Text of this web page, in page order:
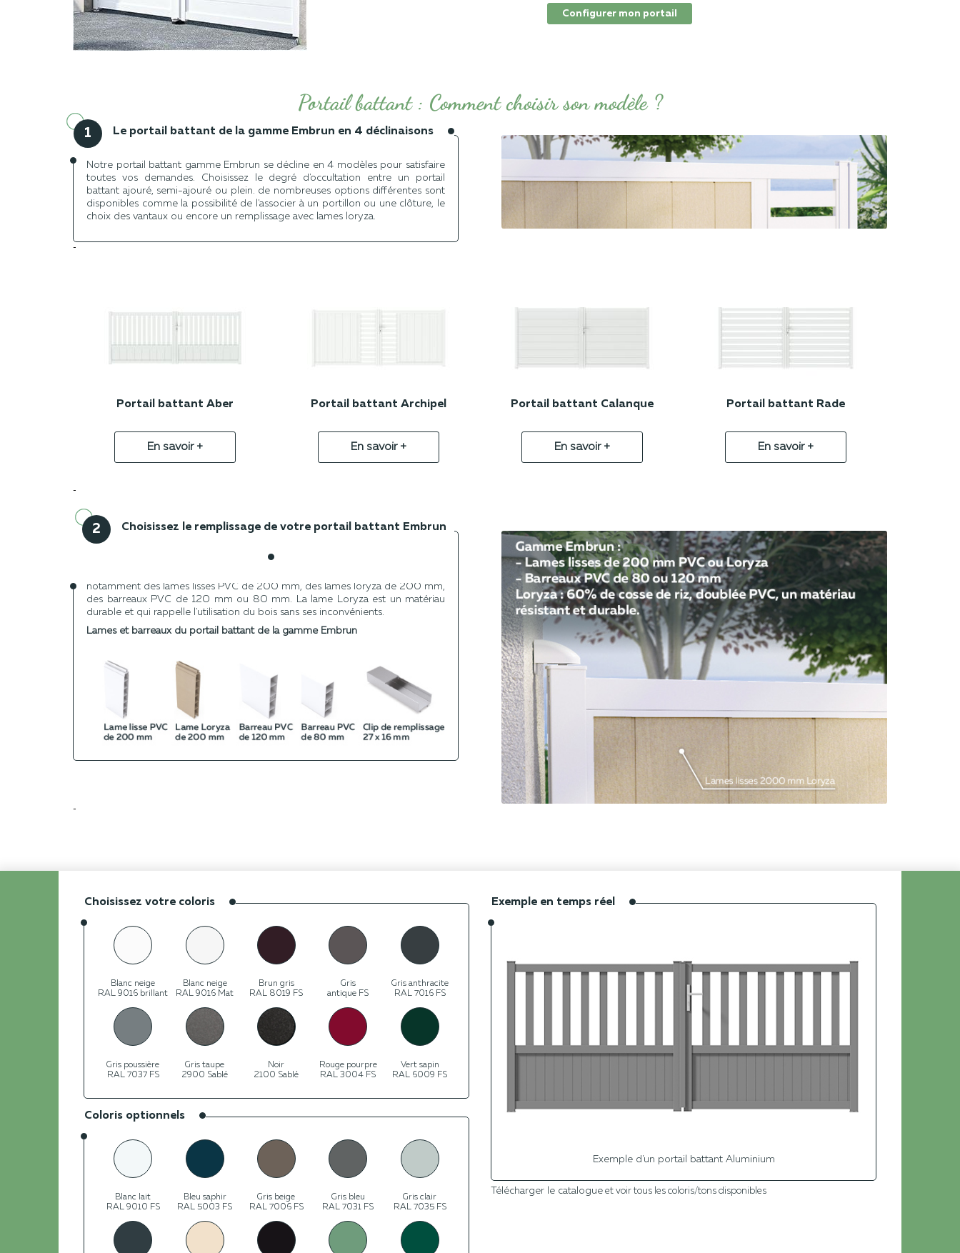
Configurer mon portail
Portail battant : Comment choisir son modèle ?
1 Le portail battant de la gamme Embrun en 4 déclinaisons
Notre portail battant gamme Embrun se décline en 4 modèles pour satisfaire
toutes vos demandes. Choisissez le degré d'occultation entre un portail
battant ajouré, semi-ajouré ou plein. de nombreuses options différentes sont
disponibles comme la possibilité de l'associer à un portillon ou une clôture, le
choix des vantaux ou encore un remplissage avec lames loryza.
-
Portail battant Aber
En savoir +
Portail battant Archipel
En savoir +
Portail battant Calanque
En savoir +
Portail battant Rade
En savoir +
-
2 Choisissez le remplissage de votre portail battant Embrun
Choisir un portail battant implique également d'opter pour un remplissage.
notamment des lames lisses PVC de 200 mm, des lames loryza de 200 mm,
des barreaux PVC de 120 mm ou 80 mm. La lame Loryza est un matériau
durable et qui rappelle l'utilisation du bois sans ses inconvénients.
Lames et barreaux du portail battant de la gamme Embrun
-
Choisissez votre coloris
Blanc neige
RAL 9016 brillant
Blanc neige
RAL 9016 Mat
Brun gris
RAL 8019 FS
Gris
antique FS
Gris anthracite
RAL 7016 FS
Gris poussière
RAL 7037 FS
Gris taupe
2900 Sablé
Noir
2100 Sablé
Rouge pourpre
RAL 3004 FS
Vert sapin
RAL 6009 FS
Coloris optionnels
Blanc lait
RAL 9010 FS
Bleu saphir
RAL 5003 FS
Gris beige
RAL 7006 FS
Gris bleu
RAL 7031 FS
Gris clair
RAL 7035 FS
Exemple en temps réel
Exemple d'un portail battant Aluminium
Télécharger le catalogue et voir tous les coloris/tons disponibles